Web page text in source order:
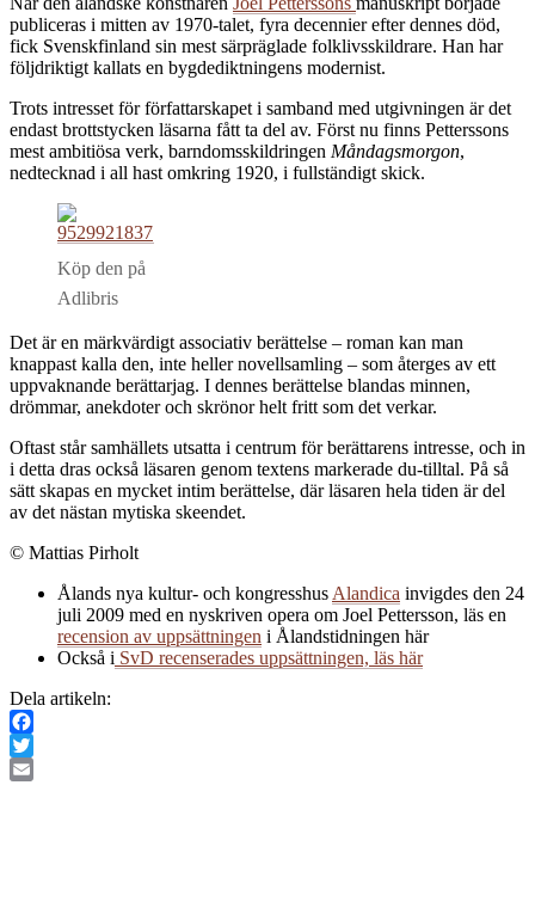
publiceras i mitten av 1970-talet, fyra decennier efter dennes död,
fick Svenskfinland sin mest särpräglade folklivsskildrare. Han har
följdriktigt kallats en bygdediktningens modernist.
Trots intresset för författarskapet i samband med utgivningen är det
endast brottstycken läsarna fått ta del av. Först nu finns Petterssons
mest ambitiösa verk, barndomsskildringen Måndagsmorgon,
nedtecknad i all hast omkring 1920, i fullständigt skick.
Köp den på
Adlibris
Det är en märkvärdigt associativ berättelse – roman kan man
knappast kalla den, inte heller novellsamling – som återges av ett
uppvaknande berättarjag. I dennes berättelse blandas minnen,
drömmar, anekdoter och skrönor helt fritt som det verkar.
Oftast står samhällets utsatta i centrum för berättarens intresse, och in
i detta dras också läsaren genom textens markerade du-tilltal. På så
sätt skapas en mycket intim berättelse, där läsaren hela tiden är del
av det nästan mytiska skeendet.
© Mattias Pirholt
Ålands nya kultur- och kongresshus Alandica invigdes den 24
juli 2009 med en nyskriven opera om Joel Pettersson, läs en
recension av uppsättningen i Ålandstidningen här
Också i SvD recenserades uppsättningen, läs här
Dela artikeln:
Facebook
Twitter